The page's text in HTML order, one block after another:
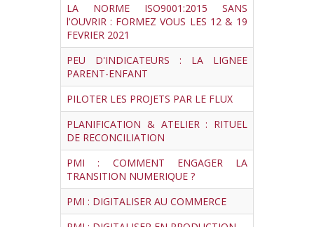
LA NORME ISO9001:2015 SANS
l'OUVRIR : FORMEZ VOUS LES 12 & 19
FEVRIER 2021
PEU D'INDICATEURS : LA LIGNEE
PARENT-ENFANT
PILOTER LES PROJETS PAR LE FLUX
PLANIFICATION & ATELIER : RITUEL
DE RECONCILIATION
PMI : COMMENT ENGAGER LA
TRANSITION NUMERIQUE ?
PMI : DIGITALISER AU COMMERCE